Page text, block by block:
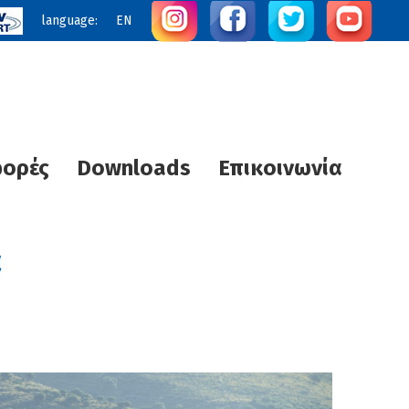
language: EN
Downloads
Αντλίες νερού πισίνας
Επικοινωνία